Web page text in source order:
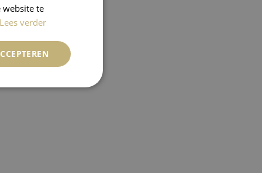
website te
Lees verder